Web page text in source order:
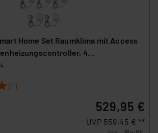
Home Set Raumklima mit Access
4
und 5 Stellantriebe
(1)
529,95 €
UVP 559,45 € **